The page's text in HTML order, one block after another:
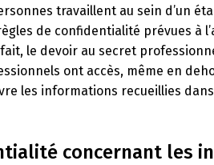
travaillent au sein d’un
de confidentialité prévues à
le devoir au secret
ont accès, même en
les informations recueillies
concernant les